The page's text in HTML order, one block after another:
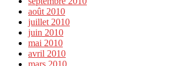
août 2010
juillet 2010
juin 2010
mai 2010
avril 2010
mars 2010